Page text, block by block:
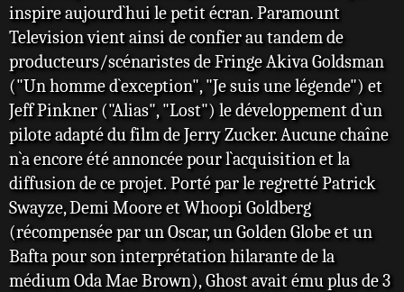
inspire aujourd`hui le petit écran. Paramount
Television vient ainsi de confier au tandem de
producteurs/scénaristes de Fringe Akiva Goldsman
("Un homme d`exception", "Je suis une légende") et
Jeff Pinkner ("Alias", "Lost") le développement d`un
pilote adapté du film de Jerry Zucker. Aucune chaîne
n`a encore été annoncée pour l`acquisition et la
diffusion de ce projet. Porté par le regretté Patrick
Swayze, Demi Moore et Whoopi Goldberg
(récompensée par un Oscar, un Golden Globe et un
Bafta pour son interprétation hilarante de la
médium Oda Mae Brown), Ghost avait ému plus de 3